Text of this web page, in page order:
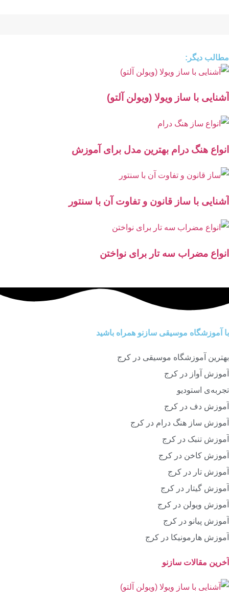
مطالب دیگر:
آشنایی با ساز ویولا (ویولن آلتو)
انواع هنگ درام بهترین مدل برای آموزش
آشنایی با ساز قانون و تفاوت آن با سنتور
انواع مضراب سه تار برای نواختن
با آموزشگاه موسیقی سازنو همراه باشید
بهترین آموزشگاه موسیقی در کرج
آموزش آواز در کرج
تجربه‌ی استودیو
آموزش دف در کرج
آموزش ساز هنگ درام در کرج
آموزش تنبک در کرج
آموزش کاخن در کرج
آموزش تار در کرج
آموزش گیتار در کرج
آموزش ویولن در کرج
آموزش پیانو در کرج
آموزش هارمونیکا در کرج
آخرین مقالات سازنو